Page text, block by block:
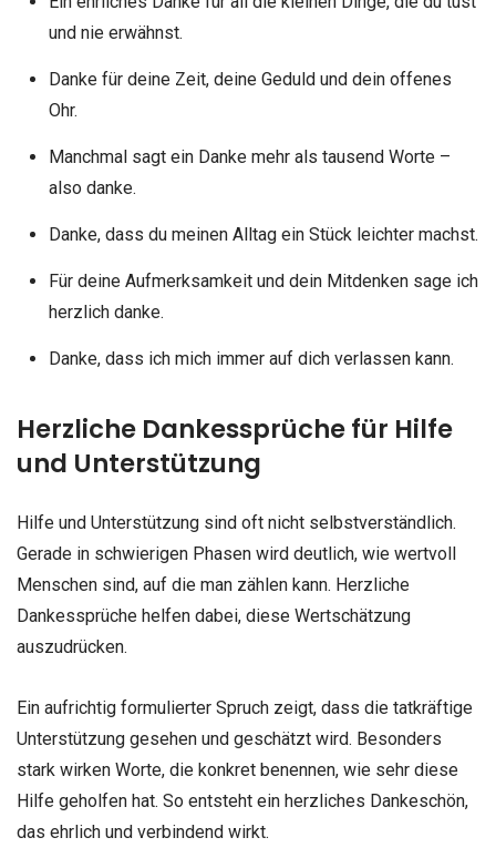
und nie erwähnst.
Danke für deine Zeit, deine Geduld und dein offenes
Ohr.
Manchmal sagt ein Danke mehr als tausend Worte –
also danke.
Danke, dass du meinen Alltag ein Stück leichter machst.
Für deine Aufmerksamkeit und dein Mitdenken sage ich
herzlich danke.
Danke, dass ich mich immer auf dich verlassen kann.
Herzliche Dankessprüche für Hilfe
und Unterstützung
Hilfe und Unterstützung sind oft nicht selbstverständlich.
Gerade in schwierigen Phasen wird deutlich, wie wertvoll
Menschen sind, auf die man zählen kann. Herzliche
Dankessprüche helfen dabei, diese Wertschätzung
auszudrücken.
Ein aufrichtig formulierter Spruch zeigt, dass die tatkräftige
Unterstützung gesehen und geschätzt wird. Besonders
stark wirken Worte, die konkret benennen, wie sehr diese
Hilfe geholfen hat. So entsteht ein herzliches Dankeschön,
das ehrlich und verbindend wirkt.